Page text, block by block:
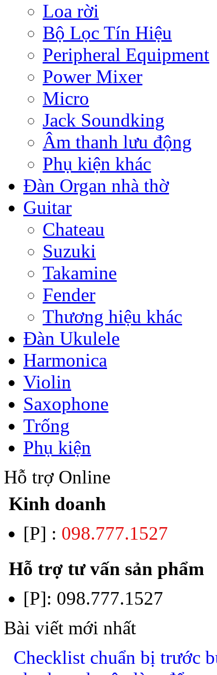
Loa rời
Bộ Lọc Tín Hiệu
Peripheral Equipment
Power Mixer
Micro
Jack Soundking
Âm thanh lưu động
Phụ kiện khác
Đàn Organ nhà thờ
Guitar
Chateau
Suzuki
Takamine
Fender
Thương hiệu khác
Đàn Ukulele
Harmonica
Violin
Saxophone
Trống
Phụ kiện
Hỗ trợ Online
Kinh doanh
[P] : 098.777.1527
Hỗ trợ tư vấn sản phẩm
[P]: 098.777.1527
Bài viết mới nhất
Checklist chuẩn bị trước